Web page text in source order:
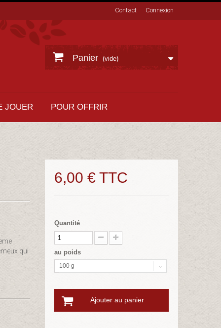
Connexion
Contact
Panier (vide)
JOUER POUR OFFRIR
qui
6,00 €TTC
Quantité
au poids
100 g
Ajouter au panier